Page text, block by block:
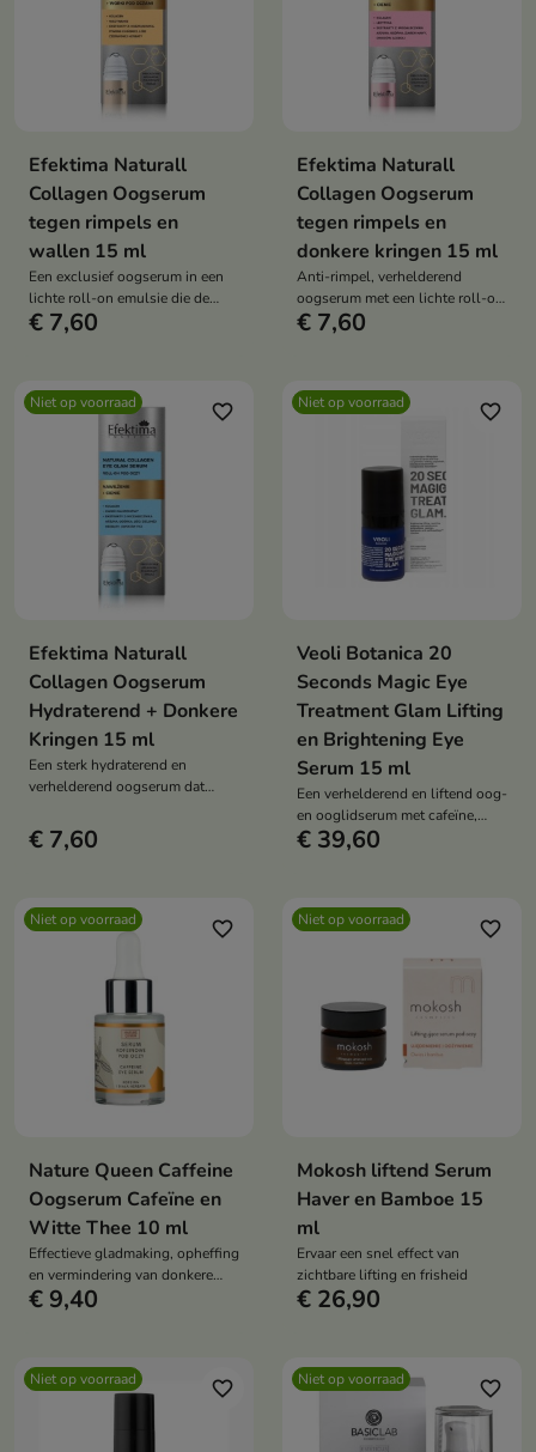
Efektima Naturall
Collagen Oogserum
tegen rimpels en
wallen 15 ml
Een exclusief oogserum in een
lichte roll-on emulsie die de
gevoelige huid verheldert,
lijntjes, en verbetert de
stevigheid en teint van de huid
rond de ogen.
€ 7,60
Efektima Naturall
Collagen Oogserum
tegen rimpels en
donkere kringen 15 ml
Anti-rimpel, verhelderend
oogserum met een lichte roll-on
formule dat de huid rond de
hydrateert.
€ 7,60
Niet op voorraad favorite_border
Efektima Naturall
Collagen Oogserum
Hydraterend + Donkere
Kringen 15 ml
Een sterk hydraterend en
verhelderend oogserum dat
vermindert, rimpels gladstrijkt en
de elasticiteit van de delicate
€ 7,60
Niet op voorraad favorite_border
Veoli Botanica 20
Seconds Magic Eye
Treatment Glam Lifting
en Brightening Eye
Serum 15 ml
Een verhelderend en liftend oog-
en ooglidserum met cafeïne,
peptiden en hyaluronzuur, ideaal
€ 39,60
Niet op voorraad favorite_border
Nature Queen Caffeine
Oogserum Cafeïne en
Witte Thee 10 ml
Effectieve gladmaking, opheffing
en vermindering van donkere
kringen onder de ogen -
€ 9,40
Niet op voorraad favorite_border
Mokosh liftend Serum
Haver en Bamboe 15
ml
Ervaar een snel effect van
zichtbare lifting en frisheid
€ 26,90
Niet op voorraad favorite_border Niet op voorraad favorite_border